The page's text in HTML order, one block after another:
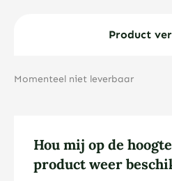
Product
Momenteel niet leverbaar
Hou mij op de
product weer